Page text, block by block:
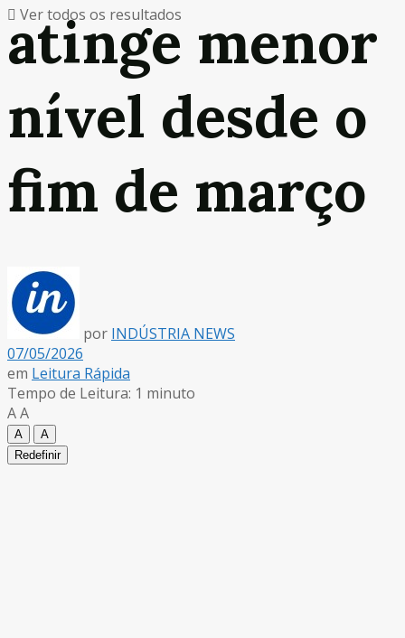
Ver todos os resultados
atinge menor
nível desde o
fim de março
por INDÚSTRIA NEWS
07/05/2026
em Leitura Rápida
Tempo de Leitura: 1 minuto
AA
A
A
Redefinir